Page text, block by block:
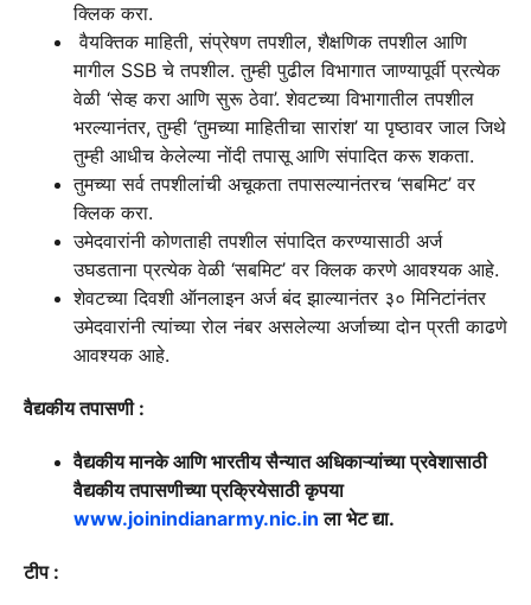
क्लिक करा.
वैयक्तिक माहिती, संप्रेषण तपशील, शैक्षणिक तपशील आणि
मागील SSB चे तपशील. तुम्ही पुढील विभागात जाण्यापूर्वी प्रत्येक
वेळी ‘सेव्ह करा आणि सुरू ठेवा’. शेवटच्या विभागातील तपशील
भरल्यानंतर, तुम्ही ‘तुमच्या माहितीचा सारांश’ या पृष्ठावर जाल जिथे
तुम्ही आधीच केलेल्या नोंदी तपासू आणि संपादित करू शकता.
तुमच्या सर्व तपशीलांची अचूकता तपासल्यानंतरच ‘सबमिट’ वर
क्लिक करा.
उमेदवारांनी कोणताही तपशील संपादित करण्यासाठी अर्ज
उघडताना प्रत्येक वेळी ‘सबमिट’ वर क्लिक करणे आवश्यक आहे.
शेवटच्या दिवशी ऑनलाइन अर्ज बंद झाल्यानंतर ३० मिनिटांनंतर
उमेदवारांनी त्यांच्या रोल नंबर असलेल्या अर्जाच्या दोन प्रती काढणे
आवश्यक आहे.
वैद्यकीय तपासणी :
वैद्यकीय मानके आणि भारतीय सैन्यात अधिकाऱ्यांच्या प्रवेशासाठी
वैद्यकीय तपासणीच्या प्रक्रियेसाठी कृपया
www.joinindianarmy.nic.in ला भेट द्या.
टीप :